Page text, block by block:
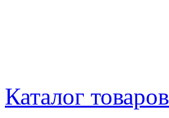
Каталог товаров